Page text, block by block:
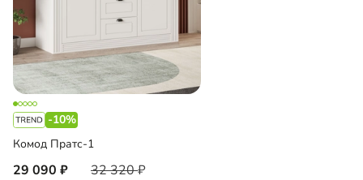
-10%
Комод Пратс-1
29 090 32 320